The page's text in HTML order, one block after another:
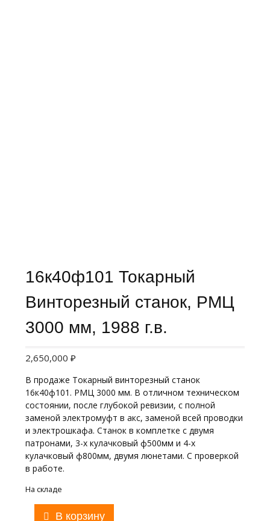
16к40ф101 Токарный
Винторезный станок, РМЦ
3000 мм, 1988 г.в.
2,650,000 ₽
В продаже Токарный винторезный станок
16к40ф101. РМЦ 3000 мм. В отличном техническом
состоянии, после глубокой ревизии, с полной
заменой электромуфт в акс, заменой всей проводки
и электрошкафа. Станок в комплетке с двумя
патронами, 3-х кулачковый ф500мм и 4-х
кулачковый ф800мм, двумя люнетами. С проверкой
в работе.
На складе
В корзину